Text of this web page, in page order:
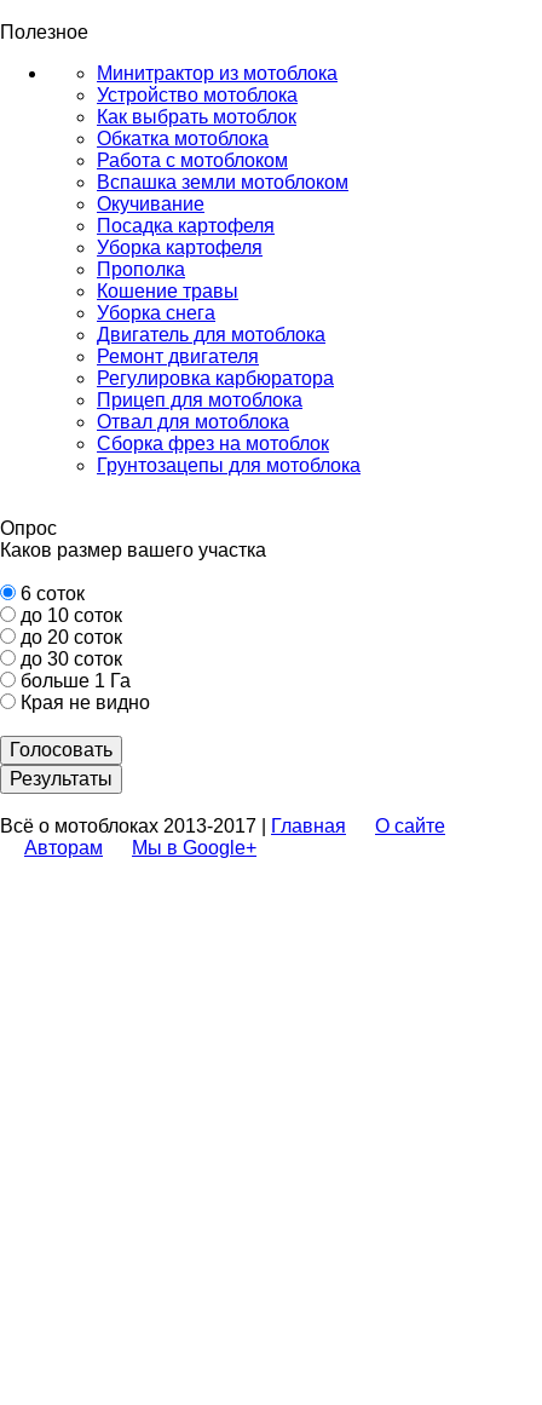
Полезное
Минитрактор из мотоблока
Устройство мотоблока
Как выбрать мотоблок
Обкатка мотоблока
Работа с мотоблоком
Вспашка земли мотоблоком
Окучивание
Посадка картофеля
Уборка картофеля
Прополка
Кошение травы
Уборка снега
Двигатель для мотоблока
Ремонт двигателя
Регулировка карбюратора
Прицеп для мотоблока
Отвал для мотоблока
Сборка фрез на мотоблок
Грунтозацепы для мотоблока
Опрос
Каков размер вашего участка
6 соток
до 10 соток
до 20 соток
до 30 соток
больше 1 Га
Края не видно
Голосовать
Результаты
Всё о мотоблоках 2013-2017 | Главная
О сайте
Авторам
Мы в Google+